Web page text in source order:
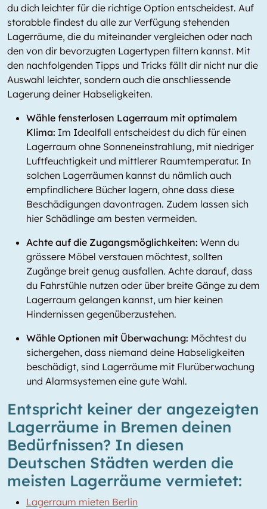
du dich leichter für die richtige Option entscheidest. Auf
storabble findest du alle zur Verfügung stehenden
Lagerräume, die du miteinander vergleichen oder nach
den von dir bevorzugten Lagertypen filtern kannst. Mit
den nachfolgenden Tipps und Tricks fällt dir nicht nur die
Auswahl leichter, sondern auch die anschliessende
Lagerung deiner Habseligkeiten.
Wähle fensterlosen Lagerraum mit optimalem
Klima: Im Idealfall entscheidest du dich für einen
Lagerraum ohne Sonneneinstrahlung, mit niedriger
Luftfeuchtigkeit und mittlerer Raumtemperatur. In
solchen Lagerräumen kannst du nämlich auch
empfindlichere Bücher lagern, ohne dass diese
Beschädigungen davontragen. Zudem lassen sich
hier Schädlinge am besten vermeiden.
Achte auf die Zugangsmöglichkeiten: Wenn du
grössere Möbel verstauen möchtest, sollten
Zugänge breit genug ausfallen. Achte darauf, dass
du Fahrstühle nutzen oder über breite Gänge zu dem
Lagerraum gelangen kannst, um hier keinen
Hindernissen gegenüberzustehen.
Wähle Optionen mit Überwachung: Möchtest du
sichergehen, dass niemand deine Habseligkeiten
beschädigt, sind Lagerräume mit Flurüberwachung
und Alarmsystemen eine gute Wahl.
Entspricht keiner der angezeigten
Lagerräume in Bremen deinen
Bedürfnissen? In diesen
Deutschen Städten werden die
meisten Lagerräume vermietet:
Lagerraum mieten Berlin